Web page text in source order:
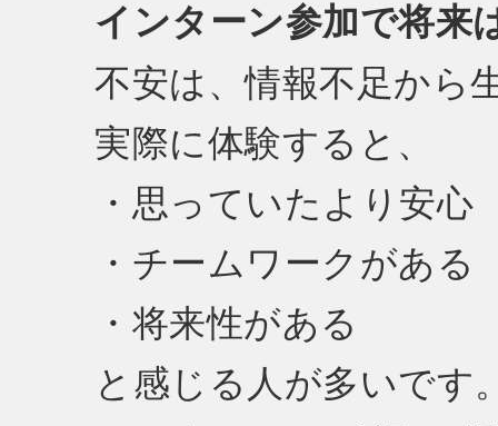
インターン参加で将来
不安は、情報不足から
実際に体験すると、
・思っていたより安心
・チームワークがある
・将来性がある
と感じる人が多いです